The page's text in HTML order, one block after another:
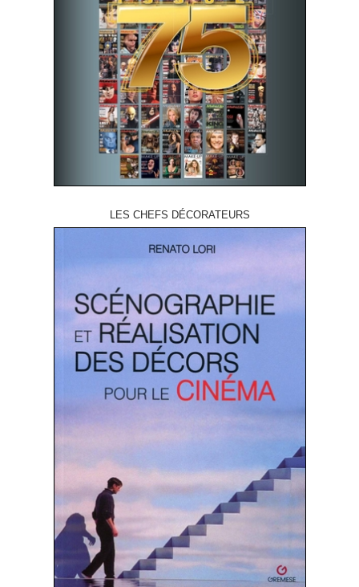
LES CHEFS DÉCORATEURS